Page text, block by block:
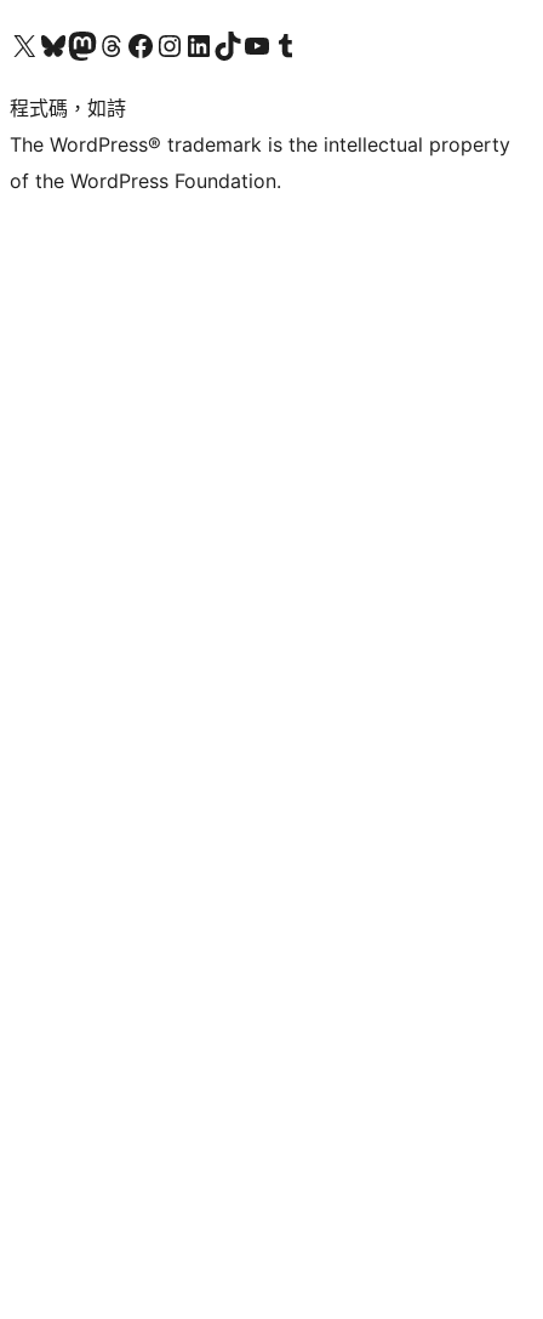
查看我們的 X (之前的 Twitter) 帳號造訪我們的 Bluesky 帳號造訪我們的 Mastodon 帳號造訪我們的 Threads 帳號 造訪我們的 Facebook 粉絲專頁Visit our Instagram account
Visit our LinkedIn account
造訪我們的 TikTok 帳號Visit our YouTube channel
造訪我們的 Tumblr 帳號
程式碼，如詩
The WordPress® trademark is the intellectual property
of the WordPress Foundation.